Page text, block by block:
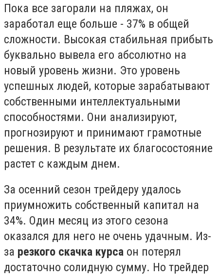
Пока все загорали на пляжах, он
заработал еще больше - 37% в общей
сложности. Высокая стабильная прибыть
буквально вывела его абсолютно на
новый уровень жизни. Это уровень
успешных людей, которые зарабатывают
собственными интеллектуальными
способностями. Они анализируют,
прогнозируют и принимают грамотные
решения. В результате их благосостояние
растет с каждым днем.
За осенний сезон трейдеру удалось
приумножить собственный капитал на
34%. Один месяц из этого сезона
оказался для него не очень удачным. Из-
за резкого скачка курса он потерял
достаточно солидную сумму. Но трейдер